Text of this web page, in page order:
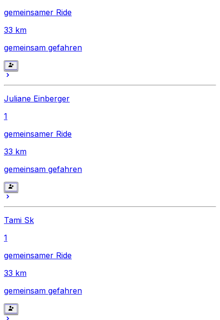
gemeinsamer Ride
33 km
gemeinsam gefahren
Juliane Einberger
1
gemeinsamer Ride
33 km
gemeinsam gefahren
Tami Sk
1
gemeinsamer Ride
33 km
gemeinsam gefahren